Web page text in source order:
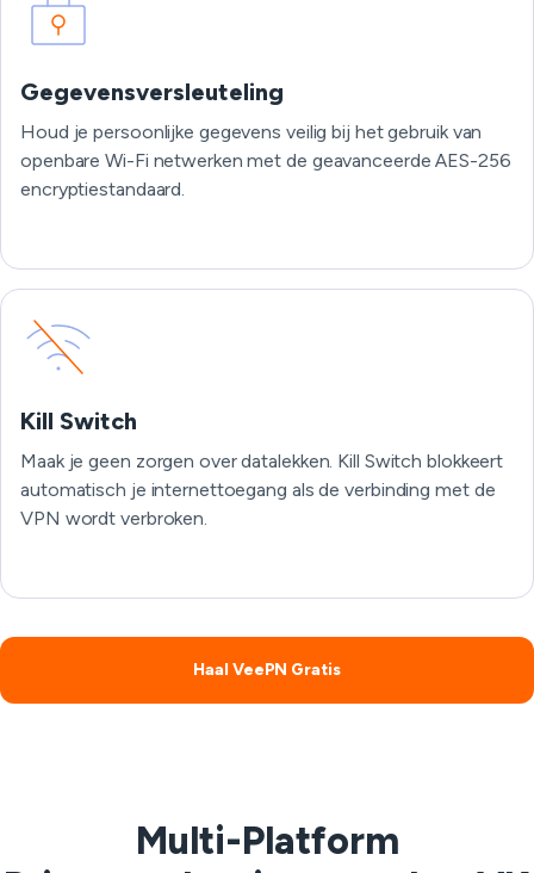
Gegevensversleuteling
Houd je persoonlijke gegevens veilig bij het gebruik van
openbare Wi-Fi netwerken met de geavanceerde AES-256
encryptiestandaard.
Kill Switch
Maak je geen zorgen over datalekken. Kill Switch blokkeert
automatisch je internettoegang als de verbinding met de
VPN wordt verbroken.
Haal VeePN Gratis
Multi-Platform